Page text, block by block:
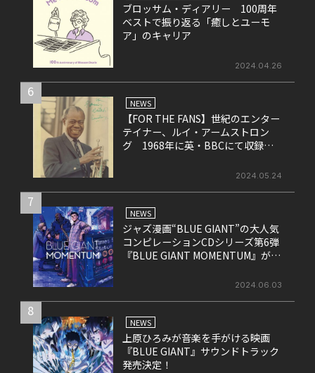
ブロッサム・ディアリー 100周年
ベストで振り返る「癒しとユーモ
ア」のキャリア
2024.04.26
6
NEWS
【FOR THE FANS】世紀のエンター
テイナー、ルイ・アームストロン
グ 1968年に英・BBCにて収録さ
2024.05.24
7
NEWS
ジャズ漫画“BLUE GIANT”の大人気
コンピレーションCDシリーズ第6弾
『BLUE GIANT MOMENTUM』が6
2024.06.03
8
NEWS
上原ひろみが音楽を手がける映画
『BLUE GIANT』サウンドトラック
発売決定！